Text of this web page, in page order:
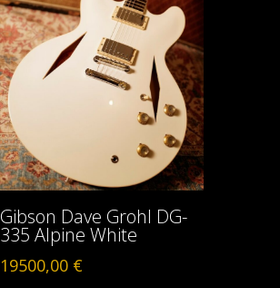
Gibson Dave Grohl DG-
335 Alpine White
19500,00 €